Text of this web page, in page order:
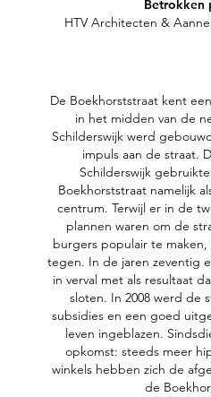
Betrokken
HTV Architecten &
De Boekhorststraat kent
in het midden van de
Schilderswijk werd
impuls aan de straat.
Schilderswijk
Boekhorststraat namelijk
centrum. Terwijl er in de
plannen waren om de
burgers populair te
tegen. In de jaren zeventig
in verval met als resultaat
sloten. In 2008 werd de
subsidies en een goed
leven ingeblazen.
opkomst: steeds meer
winkels hebben zich de
de